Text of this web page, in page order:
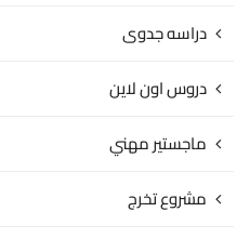
دراسه جدوى
دروس اون لاين
ماجستير مهني
مشروع تخرج